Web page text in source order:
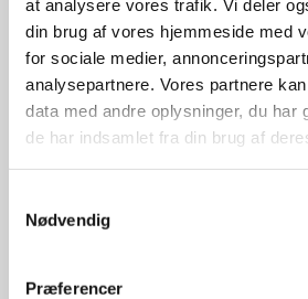
at analysere vores trafik. Vi deler
din brug af vores hjemmeside med
for sociale medier,
analysepartnere. Vores partnere
data med andre oplysninger, du har
de har indsamlet fra din brug af
Nødvendig
Præferencer
ordne papirerne og
også henvende sig til
præsten, som meget gerne
besvarer spørgsmål.
Læs mere om dødsfald og
påfolkekirken.dk